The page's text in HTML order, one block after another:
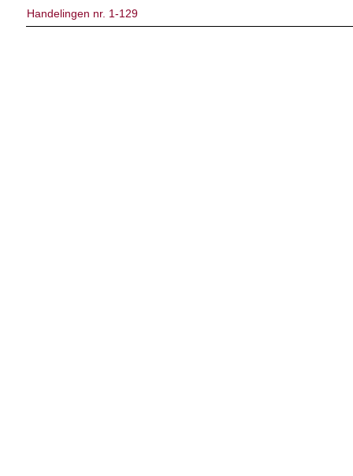
Handelingen nr. 1-129